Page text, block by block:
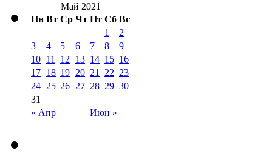
Май 2021
Пн Вт Ср Чт Пт Сб Вс
« Апр Июн »
1
2
3
4 5 6 7 8
9
10 11 12 13 14 15 16
17 18 19 20 21 22 23
24 25 26 27 28 29 30
31